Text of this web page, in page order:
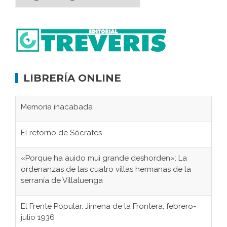
LIBRERÍA ONLINE
Memoria inacabada
El retorno de Sócrates
«Porque ha auido mui grande deshorden»: La
ordenanzas de las cuatro villas hermanas de la
serranía de Villaluenga
El Frente Popular. Jimena de la Frontera, febrero-
julio 1936